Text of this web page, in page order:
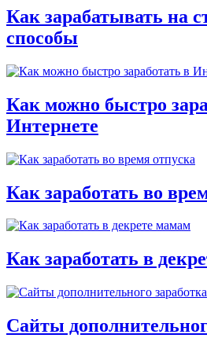
Как зарабатывать на
способы
Как можно быстро
Интернете
Как заработать во
Как заработать в
Сайты